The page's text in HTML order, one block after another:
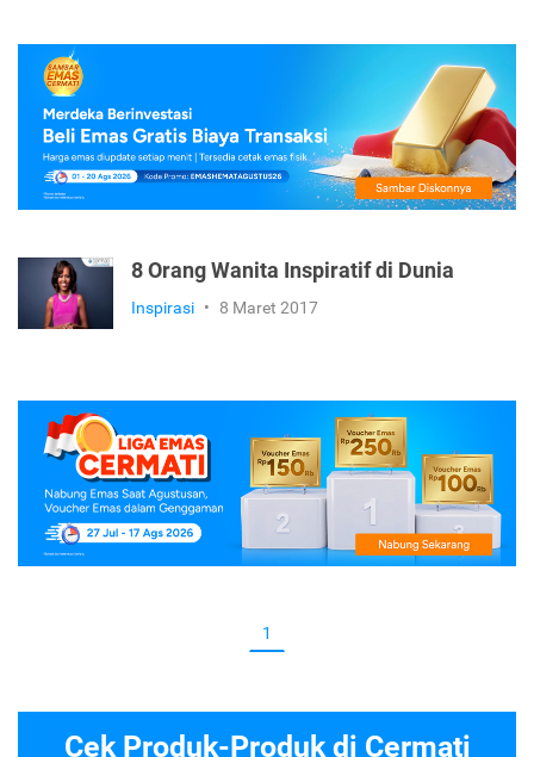
8 Orang Wanita Inspiratif di Dunia
Inspirasi • 8 Maret 2017
1
Cek Produk-Produk di Cermati